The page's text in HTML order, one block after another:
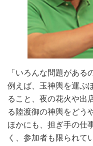
「いろんな問題がある
例えば、玉神輿を運ぶ
ること、夜の花火や出
る陸渡御の神輿をどう
ほかにも、担ぎ手の仕
く、参加者も限られて